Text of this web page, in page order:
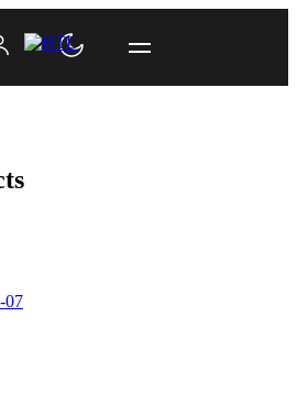
07